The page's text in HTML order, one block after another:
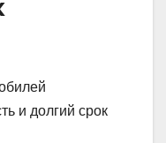
и долгий срок